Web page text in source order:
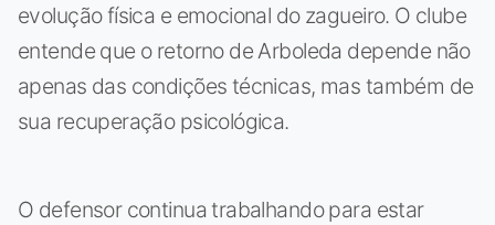
evolução física e emocional do zagueiro. O clube
entende que o retorno de Arboleda depende não
apenas das condições técnicas, mas também de
sua recuperação psicológica.
O defensor continua trabalhando para estar